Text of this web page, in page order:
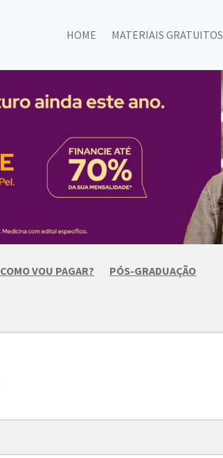
HOME MATERIAIS GRATUITOS
COMO VOU PAGAR? PÓS-GRADUAÇÃO